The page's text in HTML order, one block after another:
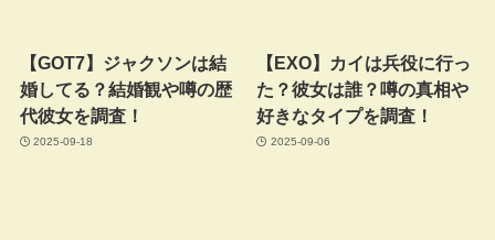
【GOT7】ジャクソンは結
婚してる？結婚観や噂の歴
代彼女を調査！
2025-09-18
【EXO】カイは兵役に行っ
た？彼女は誰？噂の真相や
好きなタイプを調査！
2025-09-06